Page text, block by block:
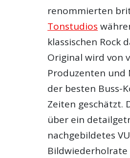
renommierten
Tonstudios
klassischen Rock
Original wird von
Produzenten und
der besten Buss-
Zeiten geschätzt.
über ein
nachgebildetes